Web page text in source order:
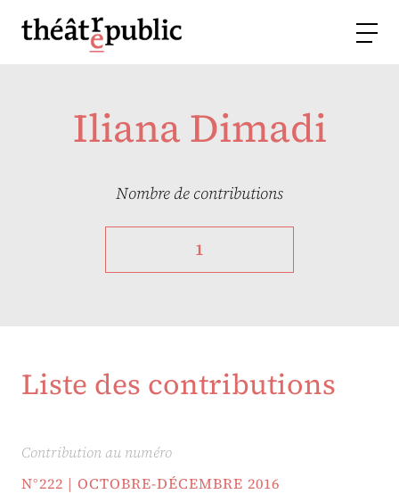
Iliana Dimadi
Nombre de contributions
1
Liste des contributions
Contribution au numéro
N°222 | OCTOBRE-DÉCEMBRE 2016